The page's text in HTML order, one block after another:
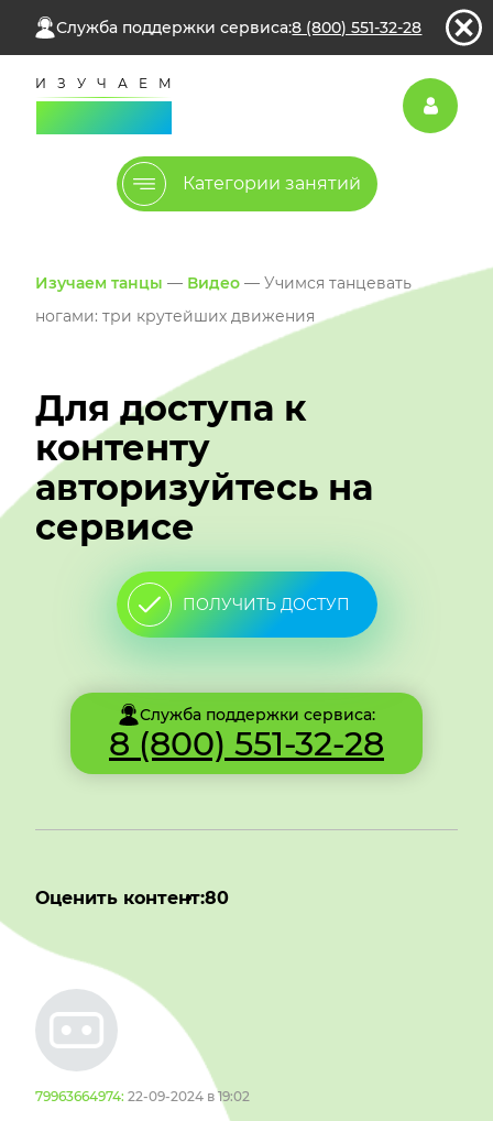
Служба поддержки сервиса:8 (800) 551-32-28
Категории занятий
Изучаем танцы — Видео — Учимся танцевать
ногами: три крутейших движения
Для доступа к
контенту
авторизуйтесь на
сервисе
ПОЛУЧИТЬ ДОСТУП
Служба поддержки сервиса:
8 (800) 551-32-28
Оценить контент:80
79963664974: 22-09-2024 в 19:02